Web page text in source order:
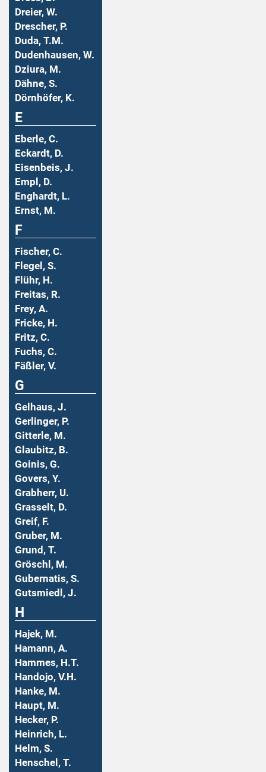
Dreier, W.
Drescher, P.
Duda, T.M.
Dudenhausen, W.
Dziura, M.
Dähne, S.
Dörnhöfer, K.
E
Eberle, C.
Eckardt, D.
Eisenbeis, J.
Empl, D.
Enghardt, L.
Ernst, M.
F
Fischer, C.
Flegel, S.
Flühr, H.
Freitas, R.
Frey, A.
Fricke, H.
Fritz, C.
Fuchs, C.
Fäßler, V.
G
Gelhaus, J.
Gerlinger, P.
Gitterle, M.
Glaubitz, B.
Goinis, G.
Govers, Y.
Grabherr, U.
Grasselt, D.
Greif, F.
Gruber, M.
Grund, T.
Gröschl, M.
Gubernatis, S.
Gutsmiedl, J.
H
Hajek, M.
Hamann, A.
Hammes, H.T.
Handojo, V.H.
Hanke, M.
Haupt, M.
Hecker, P.
Heinrich, L.
Helm, S.
Henschel, T.